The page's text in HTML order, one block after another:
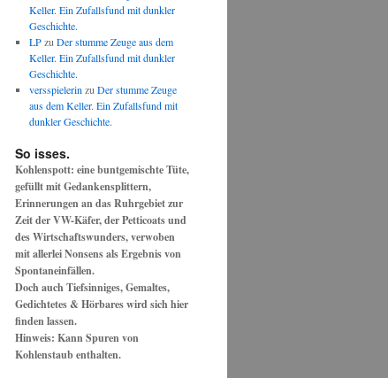
Keller. Ein Zufallsfund mit dunkler
Geschichte.
LPzuDer stumme Zeuge aus dem
Keller. Ein Zufallsfund mit dunkler
Geschichte.
versspielerinzuDer stumme Zeuge
aus dem Keller. Ein Zufallsfund mit
dunkler Geschichte.
So isses.
Kohlenspott: eine buntgemischte Tüte,
gefüllt mit Gedankensplittern,
Erinnerungen an das Ruhrgebiet zur
Zeit der VW-Käfer, der Petticoats und
des Wirtschaftswunders, verwoben
mit allerlei Nonsens als Ergebnis von
Spontaneinfällen.
Doch auch Tiefsinniges, Gemaltes,
Gedichtetes & Hörbares wird sich hier
finden lassen.
Hinweis: Kann Spuren von
Kohlenstaub enthalten.